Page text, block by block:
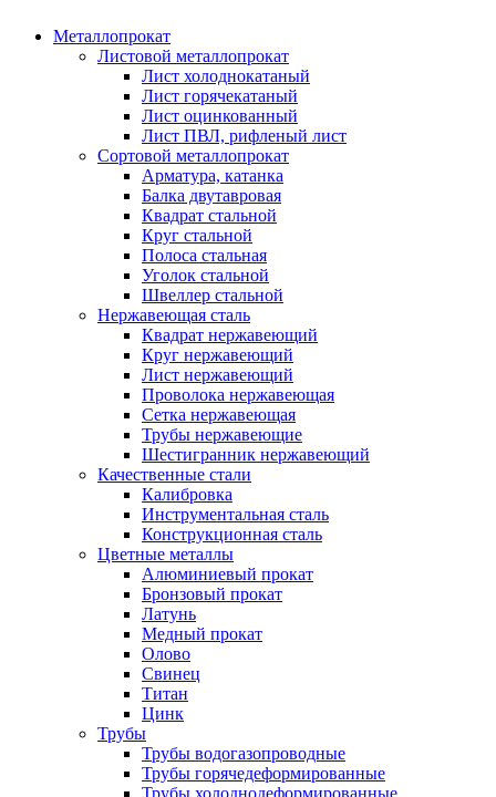
Металлопрокат
Листовой металлопрокат
Лист холоднокатаный
Лист горячекатаный
Лист оцинкованный
Лист ПВЛ, рифленый лист
Сортовой металлопрокат
Арматура, катанка
Балка двутавровая
Квадрат стальной
Круг стальной
Полоса стальная
Уголок стальной
Швеллер стальной
Нержавеющая сталь
Квадрат нержавеющий
Круг нержавеющий
Лист нержавеющий
Проволока нержавеющая
Сетка нержавеющая
Трубы нержавеющие
Шестигранник нержавеющий
Качественные стали
Калибровка
Инструментальная сталь
Конструкционная сталь
Цветные металлы
Алюминиевый прокат
Бронзовый прокат
Латунь
Медный прокат
Олово
Свинец
Титан
Цинк
Трубы
Трубы водогазопроводные
Трубы горячедеформированные
Трубы холоднодеформированные